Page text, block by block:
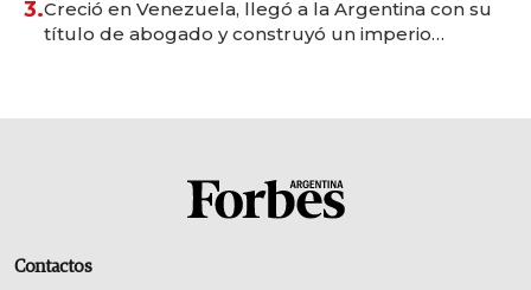
3.Creció en Venezuela, llegó a la Argentina con su
título de abogado y construyó un imperio
Contactos